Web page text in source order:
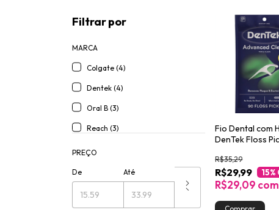
Filtrar por
MARCA
Colgate (4)
Dentek (4)
Oral B (3)
Reach (3)
PREÇO
De Até
Fio Dental com
DenTek Floss
R$29,99
R$35,29
15%
R$29,09 com